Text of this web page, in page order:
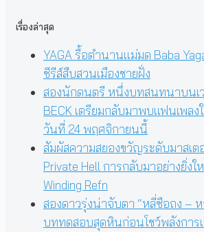
เรื่องล่าสุด
YAGA รื้อตำนานแม่มด Baba
ซีรีส์สืบสวนเมืองชายฝั่ง
สองนักดนตรี หนึ่งบทสนทนาบนเว
BECK เตรียมกลับมาพบแฟนเพลง
วันที่ 24 พฤศจิกายนนี้
สัมผัสความสยองขวัญระดับมาสเต
Private Hell การกลับมาอย่างยิ่ง
Winding Refn
สองดาวรุ่งน่าจับตา “หลี่ซือถง –
บททดสอบสุดหินก่อนโชว์พลังการ